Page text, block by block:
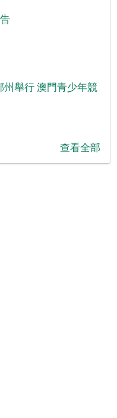
舉行 澳門青少年競
查看全部